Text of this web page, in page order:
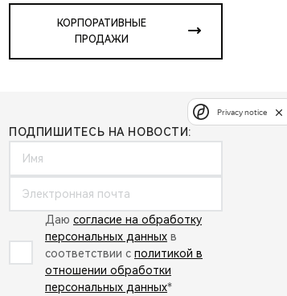
КОРПОРАТИВНЫЕ
ПРОДАЖИ
ПОДПИШИТЕСЬ НА НОВОСТИ:
Даю согласие на обработку
персональных данных в
соответствии с политикой в
отношении обработки
персональных данных*
Privacy notice